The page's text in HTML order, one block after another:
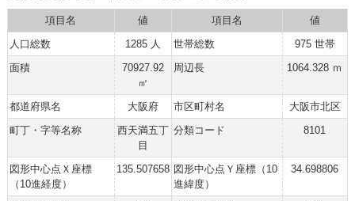
項目名 値 項目名
値
人口総数
1285 人 世帯総数
975 世帯
面積
70927.92
㎡
周辺長 1064.328 ｍ
都道府県名 大阪府 市区町村名
大阪市北区
町丁・字等名称
西天満五丁
目
分類コード 8101
図形中心点Ｘ座標
（10進経度）
135.507658 図形中心点Ｙ座標（10
進緯度）
34.698806